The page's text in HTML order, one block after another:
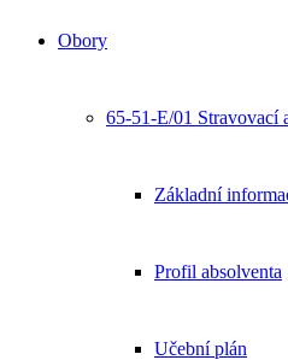
Obory
65-51-E/01 Stravovací
Základní
Profil absolventa
Učební plán